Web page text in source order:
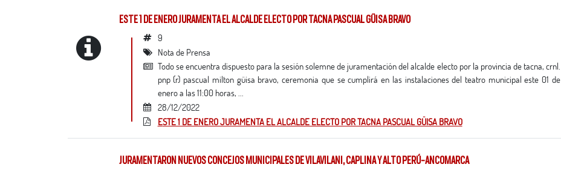
ESTE 1 DE ENERO JURAMENTA EL ALCALDE ELECTO POR TACNA PASCUAL GÜISA BRAVO
9
Nota de Prensa
todo se encuentra dispuesto para la sesión solemne de juramentación del alcalde electo por la provincia de tacna, crnl.
pnp (r) pascual milton güisa bravo, ceremonia que se cumplirá en las instalaciones del teatro municipal este 01 de
enero a las 11:00 horas, ...
28/12/2022
ESTE 1 DE ENERO JURAMENTA EL ALCALDE ELECTO POR TACNA PASCUAL GÜISA BRAVO
JURAMENTARON NUEVOS CONCEJOS MUNICIPALES DE VILAVILANI, CAPLINA Y ALTO PERÚ-ANCOMARCA